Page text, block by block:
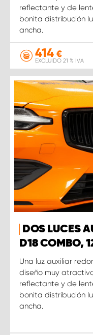
reflectante y de
bonita distribución
ancha.
414 €
EXCLUIDO 21 % IVA
DOS LUCES
D18 COMBO,
Una luz auxiliar
diseño muy
reflectante y de
bonita distribución
ancha.